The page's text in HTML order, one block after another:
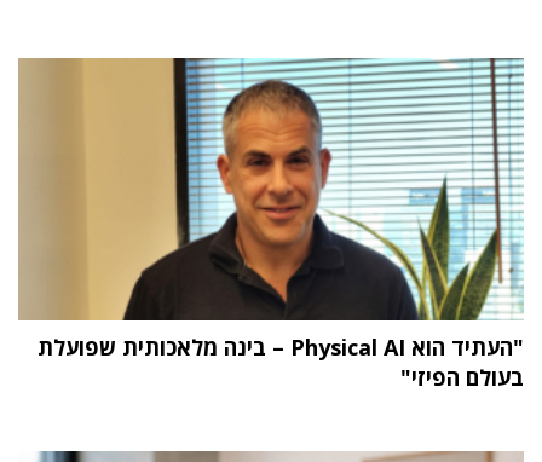
"העתיד הוא Physical AI – בינה מלאכותית שפועלת
בעולם הפיזי"